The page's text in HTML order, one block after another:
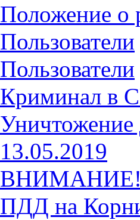
Положение о
Пользователи
Пользователи
Криминал в
Уничтожение
13.05.2019
ВНИМАНИЕ!
ПДД на